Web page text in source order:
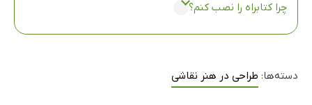
چرا کتابراه را نصب کنم؟
دسته‌ها: طراحی در هنر نقاشی